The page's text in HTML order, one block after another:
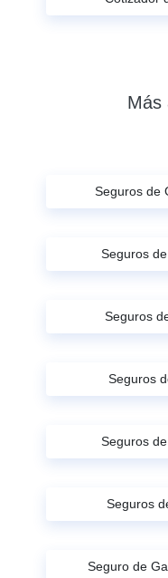
Más
Seguros de
Seguros
Seguros
Seguros
Seguros
Seguros
Seguro de